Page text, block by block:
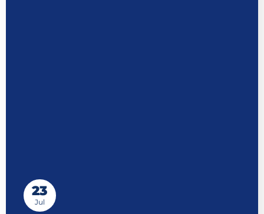
23
Jul